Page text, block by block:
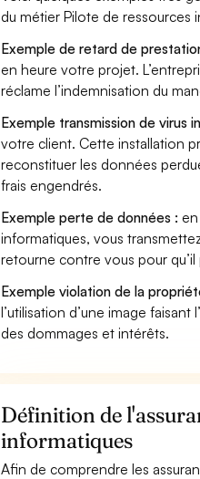
du métier Pilote de ressources
Exemple de retard de
en heure votre projet.
réclame l’indemnisation du
Exemple transmission de virus
votre client. Cette installation
reconstituer les données
frais engendrés.
Exemple perte de données :
informatiques, vous
retourne contre vous pour
Exemple violation de la
l’utilisation d’une image faisant
des dommages et intérêts.
Définition de
informatiques
Afin de comprendre les